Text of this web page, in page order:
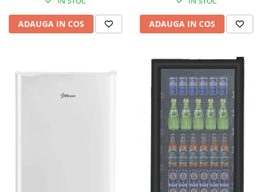
ADAUGA IN COS ADAUGA IN COS